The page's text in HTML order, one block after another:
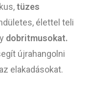
tüzes
élettel teli
dobritmusokat.
újrahangolni
elakadásokat.